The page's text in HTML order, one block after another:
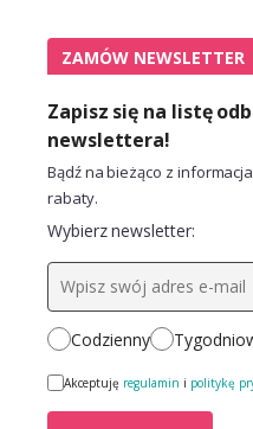
ZAMÓW NEWSLETTER
Zapisz się na listę
newslettera!
Bądź na bieżąco z
rabaty.
Wybierz newsletter:
Codzienny
Akceptuję regulamin i politykę